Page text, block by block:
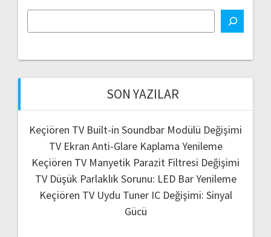
SON YAZILAR
Keçiören TV Built-in Soundbar Modülü Değişimi
TV Ekran Anti-Glare Kaplama Yenileme
Keçiören TV Manyetik Parazit Filtresi Değişimi
TV Düşük Parlaklık Sorunu: LED Bar Yenileme
Keçiören TV Uydu Tuner IC Değişimi: Sinyal
Gücü